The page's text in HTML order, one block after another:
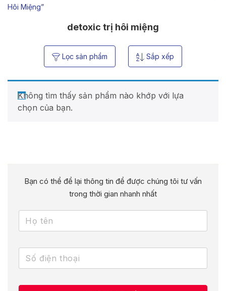
Hôi Miệng”
detoxic trị hôi miệng
Lọc sản phẩm Sắp xếp
Không tìm thấy sản phẩm nào khớp với lựa
chọn của bạn.
Bạn có thể để lại thông tin để được chúng tôi tư vấn
trong thời gian nhanh nhất